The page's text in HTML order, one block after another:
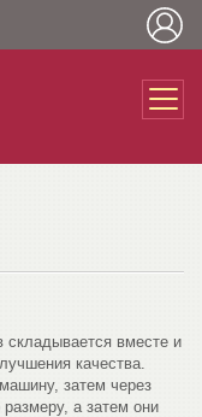
складывается вместе и
качества.
затем через
а затем они